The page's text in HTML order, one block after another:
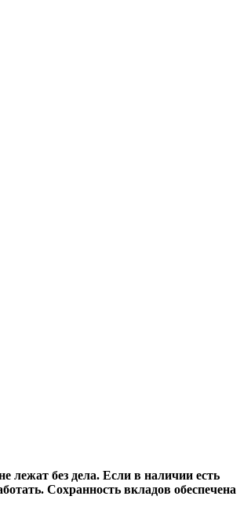
лежат без дела. Если в наличии есть
Сохранность вкладов обеспечена